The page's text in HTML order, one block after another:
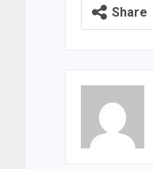
Share